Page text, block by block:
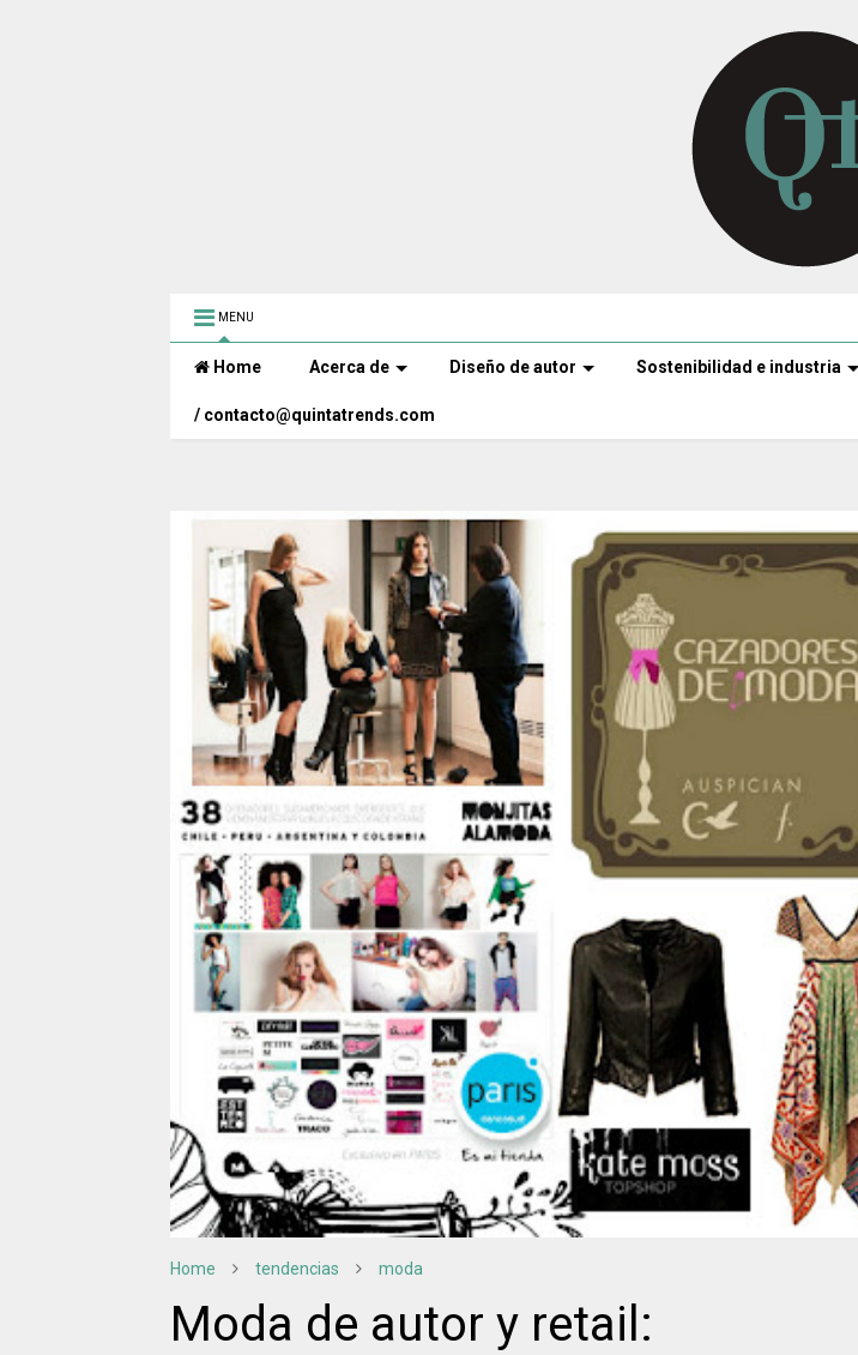
MENU
Home Acerca de Diseño de autor Sostenibilidad e industria
/ contacto@quintatrends.com
Home tendencias moda
Moda de autor y retail: